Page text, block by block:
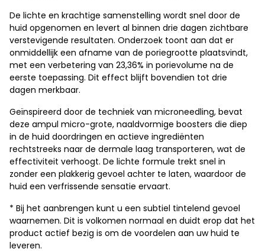
De lichte en krachtige samenstelling wordt snel door de
huid opgenomen en levert al binnen drie dagen zichtbare
verstevigende resultaten. Onderzoek toont aan dat er
onmiddellijk een afname van de poriegrootte plaatsvindt,
met een verbetering van 23,36% in porievolume na de
eerste toepassing. Dit effect blijft bovendien tot drie
dagen merkbaar.
Geïnspireerd door de techniek van microneedling, bevat
deze ampul micro-grote, naaldvormige boosters die diep
in de huid doordringen en actieve ingrediënten
rechtstreeks naar de dermale laag transporteren, wat de
effectiviteit verhoogt. De lichte formule trekt snel in
zonder een plakkerig gevoel achter te laten, waardoor de
huid een verfrissende sensatie ervaart.
* Bij het aanbrengen kunt u een subtiel tintelend gevoel
waarnemen. Dit is volkomen normaal en duidt erop dat het
product actief bezig is om de voordelen aan uw huid te
leveren.